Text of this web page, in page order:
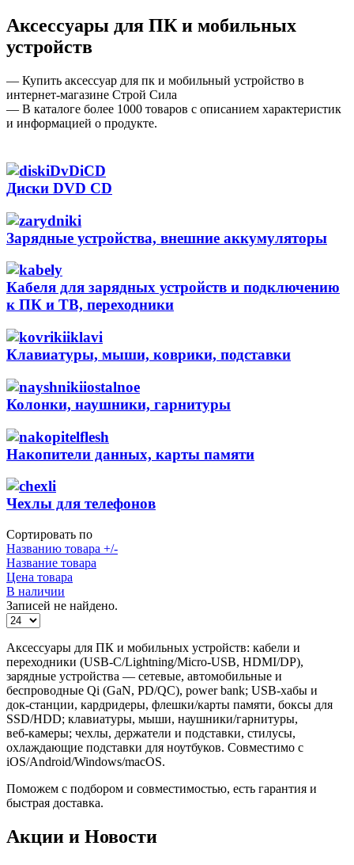
Аксессуары для ПК и мобильных
устройств
— Купить аксессуар для пк и мобильный устройство в
интернет-магазине Строй Сила
— В каталоге более 1000 товаров с описанием характеристик
и информацией о продукте.
Диски DVD CD
Зарядные устройства, внешние аккумуляторы
Кабеля для зарядных устройств и подключению
к ПК и ТВ, переходники
Клавиатуры, мыши, коврики, подставки
Колонки, наушники, гарнитуры
Накопители данных, карты памяти
Чехлы для телефонов
Сортировать по
Названию товара +/-
Название товара
Цена товара
В наличии
Записей не найдено.
Аксессуары для ПК и мобильных устройств: кабели и
переходники (USB‑C/Lightning/Micro‑USB, HDMI/DP),
зарядные устройства — сетевые, автомобильные и
беспроводные Qi (GaN, PD/QC), power bank; USB‑хабы и
док‑станции, кардридеры, флешки/карты памяти, боксы для
SSD/HDD; клавиатуры, мыши, наушники/гарнитуры,
веб‑камеры; чехлы, держатели и подставки, стилусы,
охлаждающие подставки для ноутбуков. Совместимо с
iOS/Android/Windows/macOS.
Поможем с подбором и совместимостью, есть гарантия и
быстрая доставка.
Акции и Новости